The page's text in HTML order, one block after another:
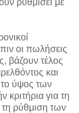
οι πωλήσεις
βάζουν τέλος
και
το ύψος των
για τη
τη ρύθμιση των